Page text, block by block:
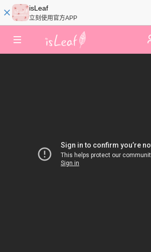
isLeaf
立刻使用官方APP